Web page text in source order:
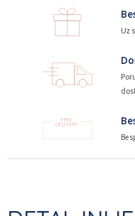
Uz